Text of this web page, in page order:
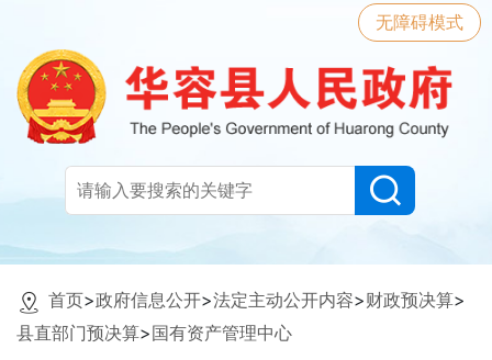
无障碍模式
首页>政府信息公开>法定主动公开内容>财政预决算>
县直部门预决算>国有资产管理中心